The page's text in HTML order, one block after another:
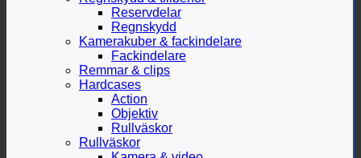
Reservdelar
Regnskydd
Kamerakuber & fackindelare
Fackindelare
Remmar & clips
Hardcases
Action
Objektiv
Rullväskor
Rullväskor